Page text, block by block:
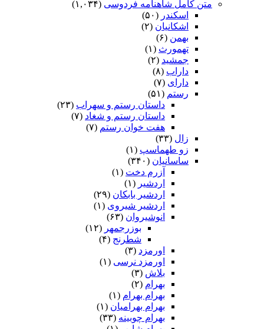
متن کامل شاهنامه فردوسی (۱,۰۳۴)
اسکندر (۵۰)
اشکانیان (۲)
بهمن (۶)
تهمورث (۱)
جمشید (۲)
داراب (۸)
دارای (۷)
رستم (۵۱)
داستان رستم و سهراب (۲۳)
داستان رستم و شغاد (۷)
هفت خوان رستم‏ (۷)
زال (۳۳)
زو طهماسپ‏ (۱)
ساسانیان (۳۴۰)
آزرم دخت (۱)
اردشیر (۱)
اردشیر بابکان (۲۹)
اردشیر شیروی (۱)
انوشیروان (۶۳)
بوزرجمهر (۱۲)
شطرنج (۴)
اورمزد (۳)
اورمزد نرسى‏ (۱)
بلاش (۳)
بهرام (۲)
بهرام بهرام (۱)
بهرام بهرامیان‏ (۱)
بهرام چوبینه (۳۳)